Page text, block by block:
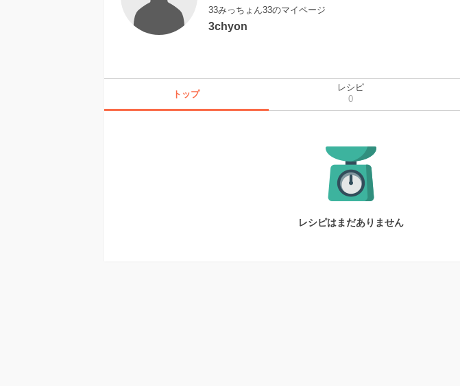
33みっちょん33のマイページ
3chyon
トップ
レシピ
0
レシピはまだありません